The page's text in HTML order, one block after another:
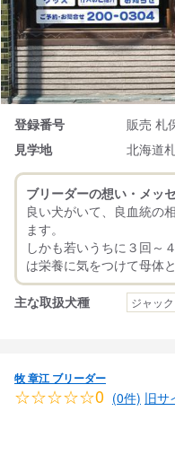
登録番号
販売 札
見学地
北海道
ブリーダーの想い・メッ
良い犬がいて、良血統の
ます。
しかも若いうちに３回～
主な取扱犬種 ジャッ
牧 章江 ブリーダー
☆☆☆☆☆0 (0件) 旧サ